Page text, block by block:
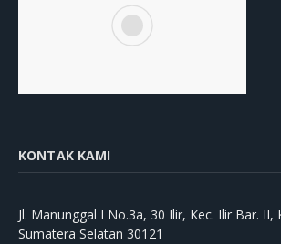
KONTAK KAMI
Jl. Manunggal I No.3a, 30 Ilir, Kec. Ilir Bar. II,
Sumatera Selatan 30121